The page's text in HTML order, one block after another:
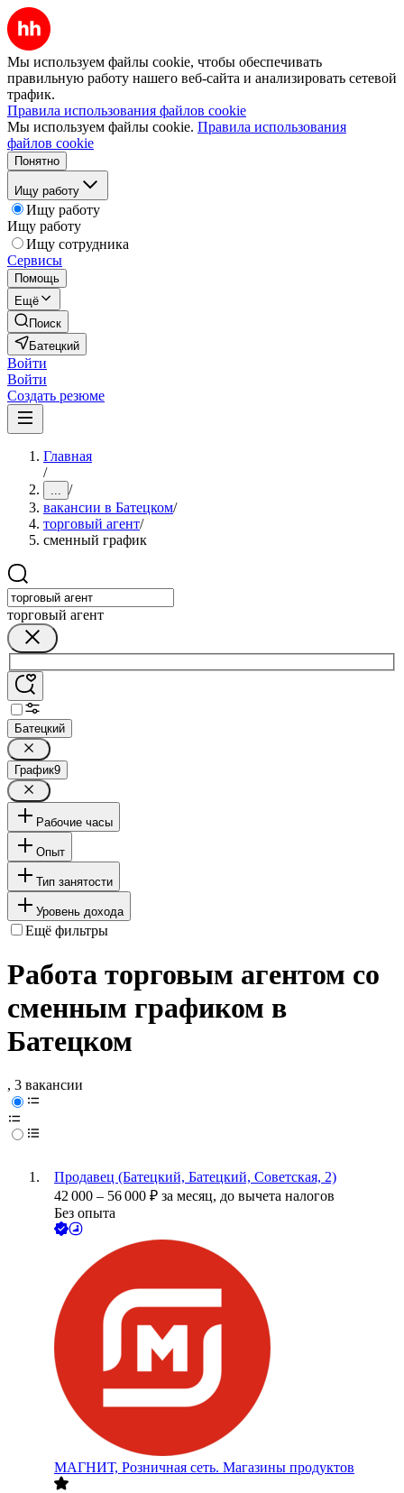
Мы используем файлы cookie, чтобы обеспечивать
правильную работу нашего веб-сайта и анализировать сетевой
трафик.
Правила использования файлов cookie
Мы используем файлы cookie. Правила использования
файлов cookie
Понятно
Ищу работу
Ищу работу
Ищу работу
Ищу сотрудника
Сервисы
Помощь
Ещё
Поиск
Батецкий
Войти
Войти
Создать резюме
Главная
/
... /
вакансии в Батецком/
торговый агент/
сменный график
торговый агент
Батецкий
График9
Рабочие часы
Опыт
Тип занятости
Уровень дохода
Ещё фильтры
Работа торговым агентом со
сменным графиком в
Батецком
, 3 вакансии
Продавец (Батецкий, Батецкий, Советская, 2)
42 000 – 56 000 ₽ за месяц, до вычета налогов
Без опыта
МАГНИТ, Розничная сеть. Магазины продуктов